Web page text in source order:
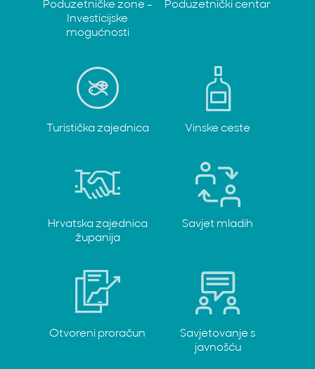
Poduzetničke zone -
Investicijske
mogućnosti
Poduzetnički centar
Turistička zajednica Vinske ceste
Hrvatska zajednica
županija
Savjet mladih
Otvoreni proračun
Savjetovanje s
javnošću